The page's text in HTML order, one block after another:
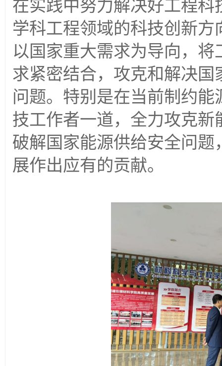
在实践中努力解决好工程
学科工程领域的科技创新
以国家重大需求为导向，
求紧密结合，攻克和解决
问题。特别是在当前制约
技工作者一道，全力攻克
破解国家能源供给安全问
展作出应有的贡献。